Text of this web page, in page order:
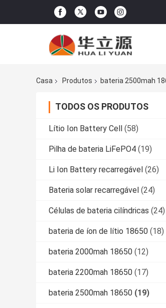
Casa Produtos bateria 2500mah
TODOS OS PRODUTOS
Lítio Ion Battery Cell (58)
Pilha de bateria LiFePO4 (19)
Li Ion Battery recarregável (26)
Bateria solar recarregável (24)
Células de bateria cilíndricas (24)
bateria de íon de lítio 18650 (18)
bateria 2000mah 18650 (12)
bateria 2200mah 18650 (17)
bateria 2500mah 18650 (19)